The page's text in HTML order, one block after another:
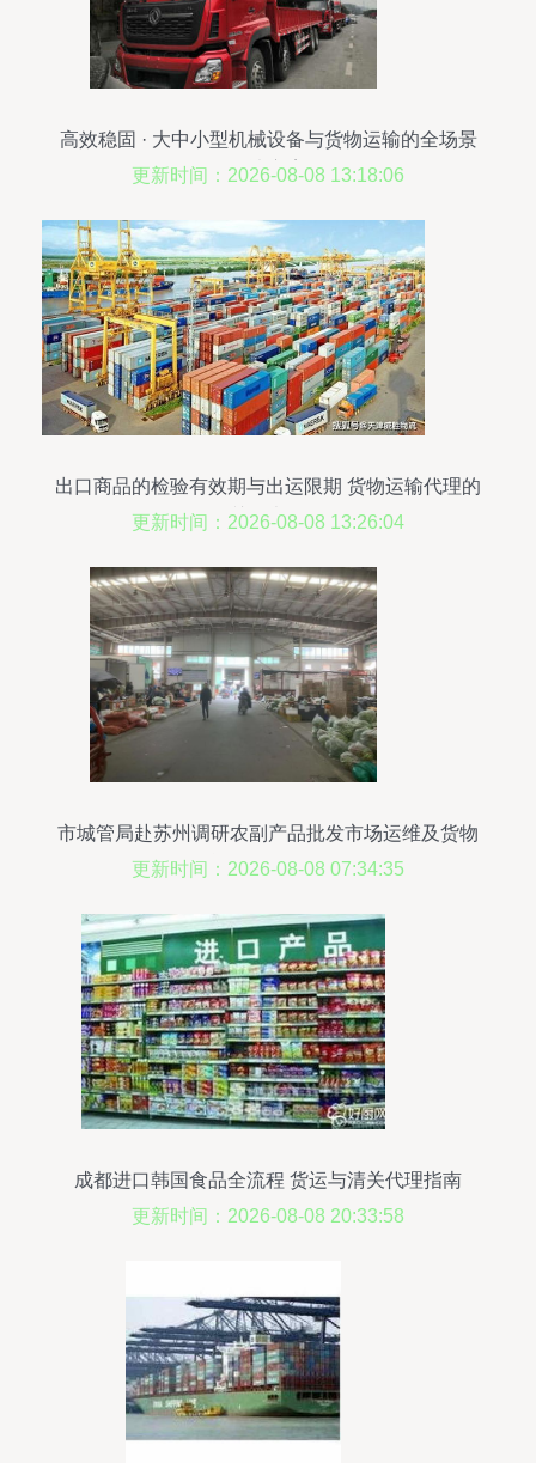
高效稳固 · 大中小型机械设备与货物运输的全场景
解决方案
更新时间：2026-08-08 13:18:06
出口商品的检验有效期与出运限期 货物运输代理的
关键考量
更新时间：2026-08-08 13:26:04
市城管局赴苏州调研农副产品批发市场运维及货物
运输代理经验
更新时间：2026-08-08 07:34:35
成都进口韩国食品全流程 货运与清关代理指南
更新时间：2026-08-08 20:33:58